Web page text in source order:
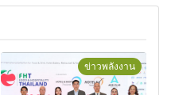
ข่าวพลังงาน